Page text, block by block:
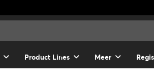
Product Lines Meer